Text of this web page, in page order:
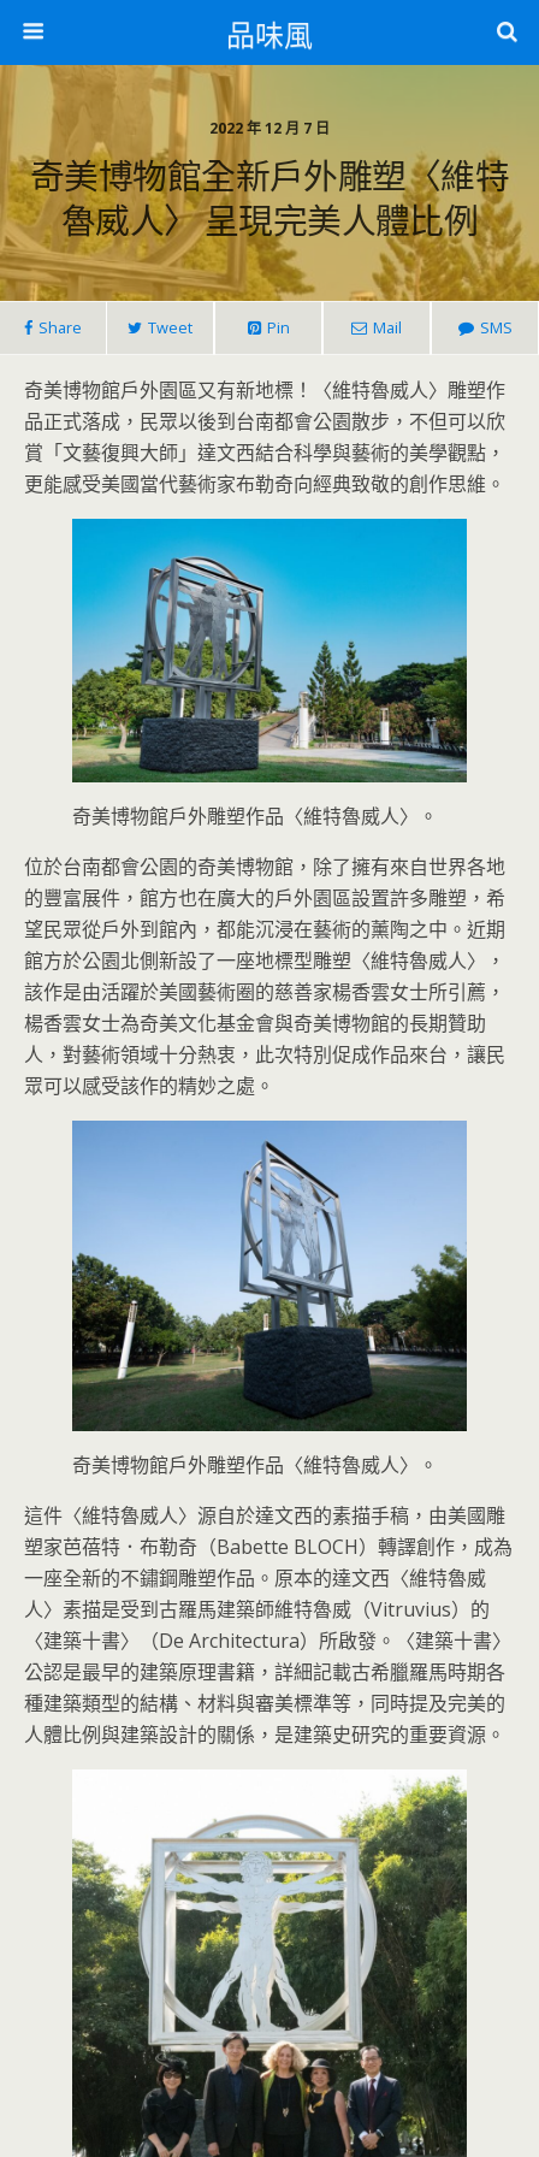
品味風
2022 年 12 月 7 日
奇美博物館全新戶外雕塑〈維特
魯威人〉 呈現完美人體比例
Share Tweet Pin Mail SMS
奇美博物館戶外園區又有新地標！〈維特魯威人〉雕塑作
品正式落成，民眾以後到台南都會公園散步，不但可以欣
賞「文藝復興大師」達文西結合科學與藝術的美學觀點，
更能感受美國當代藝術家布勒奇向經典致敬的創作思維。
奇美博物館戶外雕塑作品〈維特魯威人〉。
位於台南都會公園的奇美博物館，除了擁有來自世界各地
的豐富展件，館方也在廣大的戶外園區設置許多雕塑，希
望民眾從戶外到館內，都能沉浸在藝術的薰陶之中。近期
館方於公園北側新設了一座地標型雕塑〈維特魯威人〉，
該作是由活躍於美國藝術圈的慈善家楊香雲女士所引薦，
楊香雲女士為奇美文化基金會與奇美博物館的長期贊助
人，對藝術領域十分熱衷，此次特別促成作品來台，讓民
眾可以感受該作的精妙之處。
奇美博物館戶外雕塑作品〈維特魯威人〉。
這件〈維特魯威人〉源自於達文西的素描手稿，由美國雕
塑家芭蓓特．布勒奇（Babette BLOCH）轉譯創作，成為
一座全新的不鏽鋼雕塑作品。原本的達文西〈維特魯威
人〉素描是受到古羅馬建築師維特魯威（Vitruvius）的
〈建築十書〉（De Architectura）所啟發。〈建築十書〉
公認是最早的建築原理書籍，詳細記載古希臘羅馬時期各
種建築類型的結構、材料與審美標準等，同時提及完美的
人體比例與建築設計的關係，是建築史研究的重要資源。